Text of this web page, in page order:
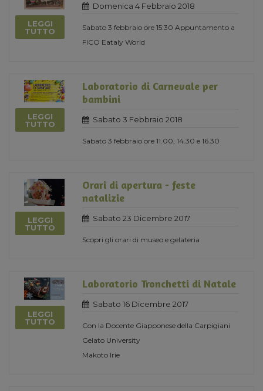
LEGGI
TUTTO
Domenica 4 Febbraio 2018
Sabato 3 febbraio ore 15:30 Appuntamento a
FICO Eataly World
LEGGI
TUTTO
Laboratorio di Carnevale per
bambini
Sabato 3 Febbraio 2018
Sabato 3 febbraio ore 11.00, 14.30 e 16.30
LEGGI
TUTTO
Orari di apertura - feste
natalizie
Sabato 23 Dicembre 2017
Scopri gli orari di museo e gelateria
LEGGI
TUTTO
Laboratorio Tronchetti di Natale
Sabato 16 Dicembre 2017
Con la Docente Giapponese della Carpigiani
Gelato University
Makoto Irie